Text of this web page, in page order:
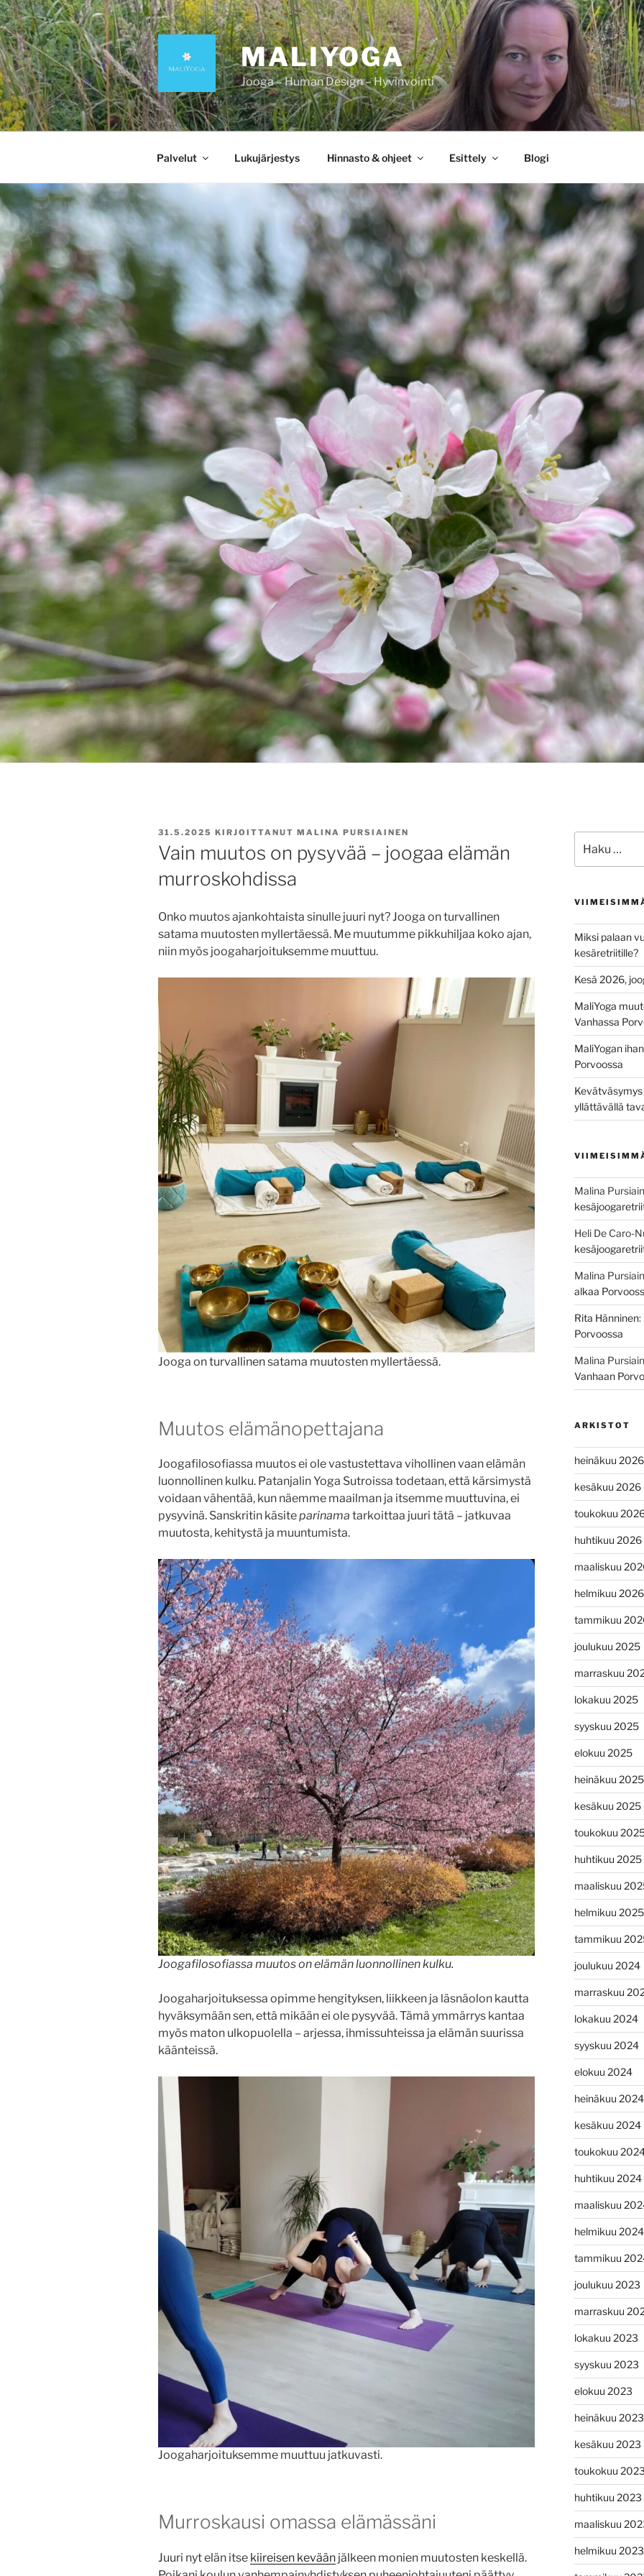
Siirry
sisältöön
MALIYOGA
Jooga – Human Design – Hyvinvointi
Palvelut Lukujärjestys Hinnasto & ohjeet Esittely Blogi
JULKAISTU
31.5.2025 KIRJOITTANUT MALINA PURSIAINEN
Vain muutos on pysyvää – joogaa elämän
murroskohdissa
Onko muutos ajankohtaista sinulle juuri nyt? Jooga on turvallinen
satama muutosten myllertäessä. Me muutumme pikkuhiljaa koko ajan,
niin myös joogaharjoituksemme muuttuu.
Jooga on turvallinen satama muutosten myllertäessä.
Muutos elämänopettajana
Joogafilosofiassa muutos ei ole vastustettava vihollinen vaan elämän
luonnollinen kulku. Patanjalin Yoga Sutroissa todetaan, että kärsimystä
voidaan vähentää, kun näemme maailman ja itsemme muuttuvina, ei
pysyvinä. Sanskritin käsiteparinama tarkoittaa juuri tätä – jatkuvaa
muutosta, kehitystä ja muuntumista.
Joogafilosofiassa muutos on elämän luonnollinen kulku.
Joogaharjoituksessa opimme hengityksen, liikkeen ja läsnäolon kautta
hyväksymään sen, että mikään ei ole pysyvää. Tämä ymmärrys kantaa
myös maton ulkopuolella – arjessa, ihmissuhteissa ja elämän suurissa
käänteissä.
Joogaharjoituksemme muuttuu jatkuvasti.
Murroskausi omassa elämässäni
Juuri nyt elän itse kiireisen kevään jälkeen monien muutosten keskellä.
Miksi palaan
kesäretriitille?
Kesä 2026,
MaliYoga
Vanhassa
MaliYogan
Porvoossa
yllättävällä
Malina
Heli De Caro-
Malina
alkaa
Rita Hänninen:
Porvoossa
Malina
Vanhaan
ARKISTOT
heinäkuu 2026
kesäkuu 2026
toukokuu
huhtikuu 2026
maaliskuu
helmikuu 2026
tammikuu
joulukuu 2025
marraskuu
lokakuu 2025
syyskuu 2025
elokuu 2025
heinäkuu 2025
kesäkuu 2025
toukokuu
huhtikuu 2025
maaliskuu
helmikuu 2025
tammikuu
joulukuu 2024
marraskuu
lokakuu 2024
syyskuu 2024
elokuu 2024
heinäkuu 2024
kesäkuu 2024
toukokuu
huhtikuu 2024
maaliskuu
helmikuu 2024
tammikuu
joulukuu 2023
marraskuu
lokakuu 2023
syyskuu 2023
elokuu 2023
heinäkuu 2023
kesäkuu 2023
toukokuu 2023
huhtikuu 2023
maaliskuu
helmikuu 2023